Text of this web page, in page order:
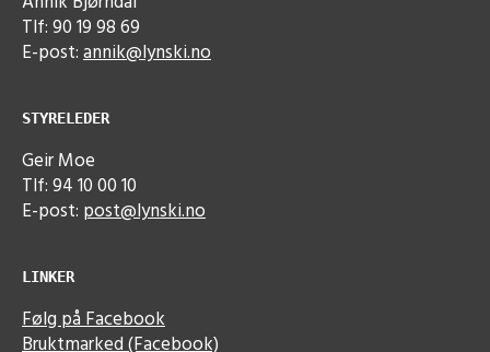
Tlf: 90 19 98 69
E-post:annik@lynski.no
STYRELEDER
Geir Moe
Tlf: 94 10 00 10
E-post: post@lynski.no
LINKER
Følg på Facebook
Bruktmarked (Facebook)